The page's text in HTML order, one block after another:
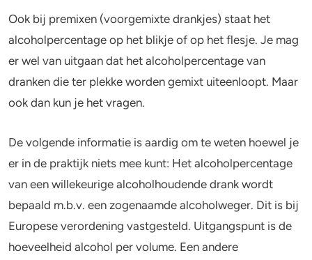
Kinderwens & zwangerschap
Verkeer
Wet
Alcohol en medicijnen
Test jezelf
Ook bij premixen (voorgemixte drankjes) staat het
alcoholpercentage op het blikje of op het flesje. Je mag
er wel van uitgaan dat het alcoholpercentage van
dranken die ter plekke worden gemixt uiteenloopt. Maar
ook dan kun je het vragen.
De volgende informatie is aardig om te weten hoewel je
er in de praktijk niets mee kunt: Het alcoholpercentage
van een willekeurige alcoholhoudende drank wordt
bepaald m.b.v. een zogenaamde alcoholweger. Dit is bij
Europese verordening vastgesteld. Uitgangspunt is de
hoeveelheid alcohol per volume. Een andere